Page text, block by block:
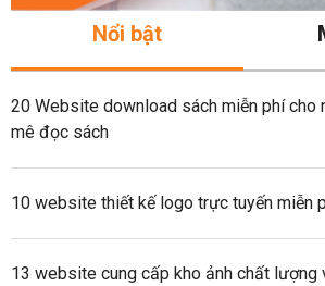
Nổi bật
20 Website download sách miễn phí cho
mê đọc sách
10 website thiết kế logo trực tuyến miễn
13 website cung cấp kho ảnh chất lượng